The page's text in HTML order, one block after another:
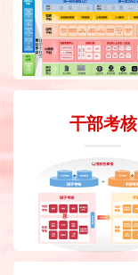
干部考核